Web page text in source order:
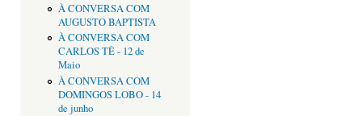
À CONVERSA COM
AUGUSTO BAPTISTA
À CONVERSA COM
CARLOS TÊ - 12 de
Maio
À CONVERSA COM
DOMINGOS LOBO - 14
de junho